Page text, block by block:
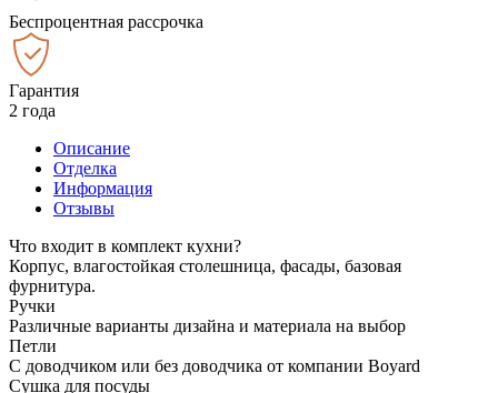
Беспроцентная рассрочка
Гарантия
2 года
Описание
Отделка
Информация
Отзывы
Что входит в комплект кухни?
Корпус, влагостойкая столешница, фасады, базовая
фурнитура.
Ручки
Различные варианты дизайна и материала на выбор
Петли
С доводчиком или без доводчика от компании Boyard
Сушка для посуды